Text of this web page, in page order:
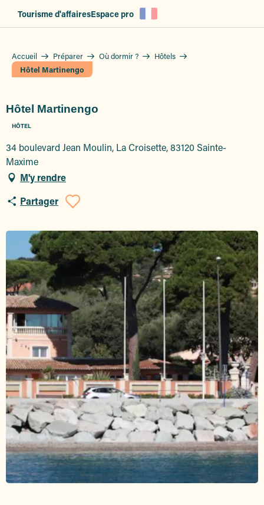
Tourisme d'affairesEspace pro
Accueil Préparer Où dormir ?
Hôtels
Hôtel Martinengo
Hôtel Martinengo
HÔTEL
34 boulevard Jean Moulin, La Croisette, 83120 Sainte-
Maxime
M'y rendre
Partager
Ajouter aux favoris